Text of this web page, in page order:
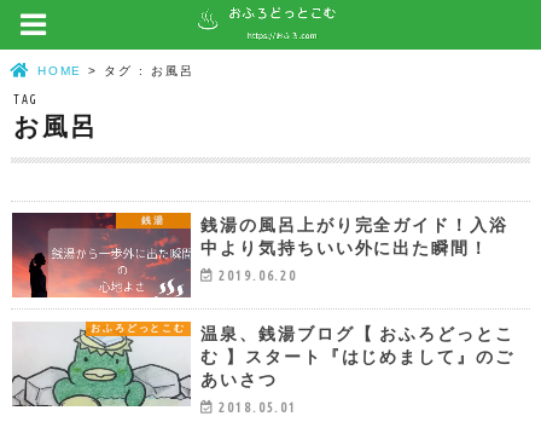
HOME タグ : お風呂
TAG
お風呂
銭湯
銭湯の風呂上がり完全ガイド！入浴
中より気持ちいい外に出た瞬間！
2019.06.20
おふろどっとこむ
温泉、銭湯ブログ【 おふろどっとこ
む 】スタート『はじめまして』のご
あいさつ
2018.05.01